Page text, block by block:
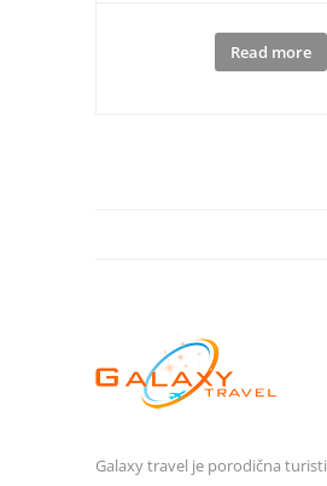
Read more
Galaxy travel je porodična